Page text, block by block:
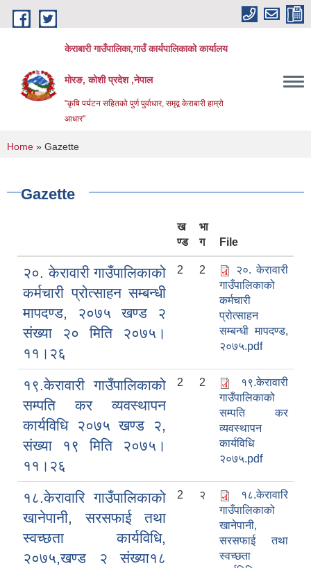
Skip to main content
केराबारी गाउँपालिका,गाउँ कार्यपालिकाको कार्यालय
मोरङ, कोशी प्रदेश ,नेपाल
"कृषि पर्यटन सहितको पुर्ण पुर्वाधार, समृद्व केराबारी हाम्रो
आधार"
You are here
Home » Gazette
Gazette
ख
ण्ड
भा
ग
File
२०. केरावारी गाउँपालिकाको
कर्मचारी प्रोत्साहन सम्बन्धी
मापदण्ड, २०७५ खण्ड २
संख्या २० मिति २०७५।
११।२६
2 2
२०. केरावारी
गाउँपालिकाको
कर्मचारी
प्रोत्साहन
सम्बन्धी मापदण्ड,
२०७५.pdf
१९.केरावारी गाउँपालिकाको
सम्पति कर व्यवस्थापन
कार्यविधि २०७५ खण्ड २,
संख्या १९ मिति २०७५।
११।२६
2 2
१९.केरावारी
गाउँपालिकाको
सम्पति कर
व्यवस्थापन
कार्यविधि
२०७५.pdf
१८.केरावारि गाउँपालिकाको
खानेपानी, सरसफाई तथा
स्वच्छता कार्यविधि,
२०७५,खण्ड २ संख्या१८
2 २
१८.केरावारि
गाउँपालिकाको
खानेपानी,
सरसफाई तथा
स्वच्छता